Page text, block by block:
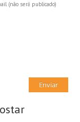
(não será publicado)